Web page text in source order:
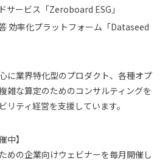
サービス「Zeroboard ESG」
効率化プラットフォーム「Dataseed
に業界特化型のプロダクト、各種オプ
雑な算定のためのコンサルティングを
ティ経営を支援しています。
中】
めの企業向けウェビナーを毎月開催し